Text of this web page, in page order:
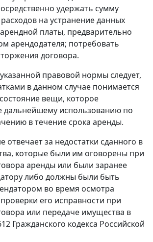
удержать сумму
на устранение данных
платы, предварительно
арендодателя; потребовать
договора.
правовой нормы следует,
в данном случае понимается
вещи, которое
дальнейшему использованию по
в течение срока аренды.
отвечает за недостатки сданного в
которые были им оговорены при
аренды или были заранее
либо должны были быть
во время осмотра
его исправности при
или передаче имущества в
Гражданского кодекса Российской